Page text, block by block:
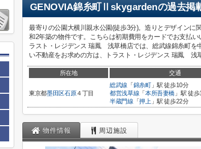
GENOVIA錦糸町Ⅱskygardenの過去掲
最寄りの公園大横川親水公園(徒歩3分)。造りとデザイン
和2年築の物件です。こちらは初期費用をカードでお支払
ラスト・レジデンス 瑞鳳 浅草橋店では、総武線錦糸町を
い不動産をお求めの方は、トラスト・レジデンス 瑞鳳 浅
所在地 交通
東京都墨田区石原４丁目
総武線 「 錦糸町」駅 徒歩10分
都営浅草線 「 本所吾妻橋 」駅 徒
半蔵門線 「押上」駅 徒歩22分
物件情報 周辺施設